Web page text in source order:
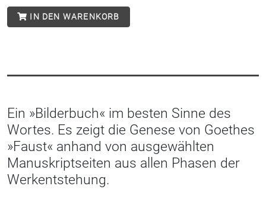
IN DEN WARENKORB
Ein »Bilderbuch« im besten Sinne des
Wortes. Es zeigt die Genese von Goethes
»Faust« anhand von ausgewählten
Manuskriptseiten aus allen Phasen der
Werkentstehung.